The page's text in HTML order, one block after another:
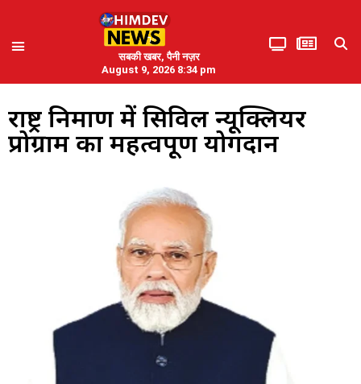
सबकी खबर, पैनी नज़र
August 9, 2026 8:34 pm
राष्ट्र निर्माण में सिविल न्यूक्लियर
प्रोग्राम का महत्वपूर्ण योगदान